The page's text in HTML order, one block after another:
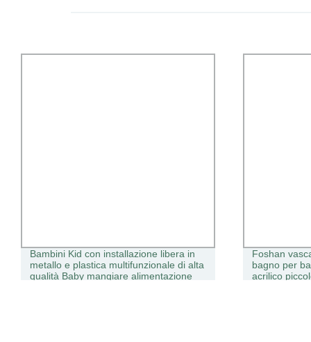
Bambini Kid con installazione libera in
metallo e plastica multifunzionale di alta
qualità Baby mangiare alimentazione
Foshan
bagno per
acrilico